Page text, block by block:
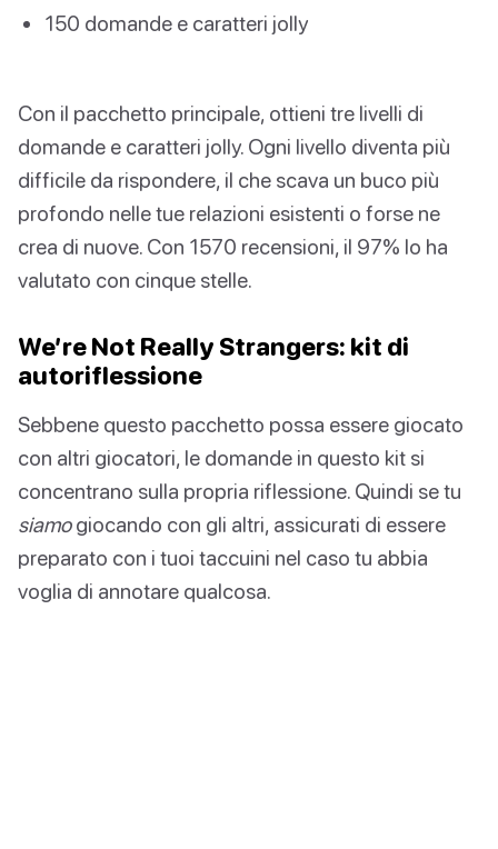
150 domande e caratteri jolly
Con il pacchetto principale, ottieni tre livelli di
domande e caratteri jolly. Ogni livello diventa più
difficile da rispondere, il che scava un buco più
profondo nelle tue relazioni esistenti o forse ne
crea di nuove. Con 1570 recensioni, il 97% lo ha
valutato con cinque stelle.
We’re Not Really Strangers: kit di
autoriflessione
Sebbene questo pacchetto possa essere giocato
con altri giocatori, le domande in questo kit si
concentrano sulla propria riflessione. Quindi se tu
siamogiocando con gli altri, assicurati di essere
preparato con i tuoi taccuini nel caso tu abbia
voglia di annotare qualcosa.